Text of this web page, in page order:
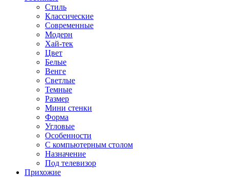
Стиль
Классические
Современные
Модерн
Хай-тек
Цвет
Белые
Венге
Светлые
Темные
Размер
Мини стенки
Форма
Угловые
Особенности
С компьютерным столом
Назначение
Под телевизор
Прихожие